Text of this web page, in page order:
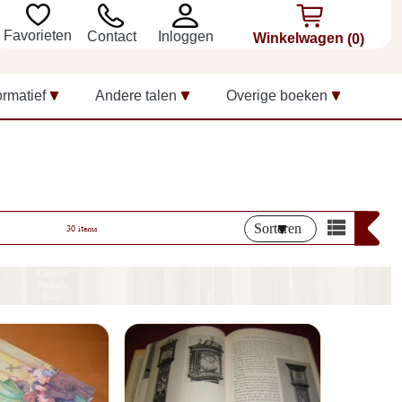
Favorieten Contact Inloggen Winkelwagen (0)
Andere talen Overige boeken
30 items Sorteren